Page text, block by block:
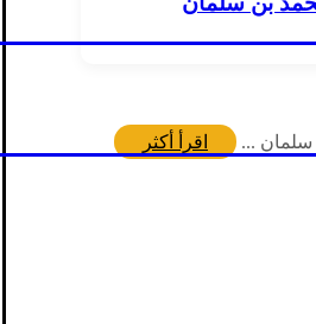
سلمان ... اقرأ أكثر